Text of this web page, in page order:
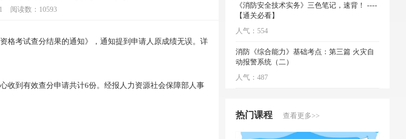
阅读数：10593
格考试查分结果的通知》，通知提到申请人原成绩无误。详
收到有效查分申请共计6份。经报人力资源社会保障部人事
《消防安全技术实务》三色笔记，速背！ ----
【通关必看】
人气：554
消防《综合能力》基础考点：第三篇 火灾自
动报警系统（二）
人气：487
热门课程 查看更多>>